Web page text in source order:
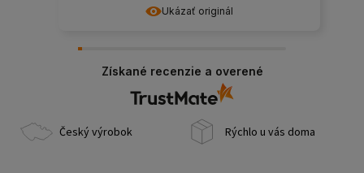
Ukázať originál
Získané recenzie a overené
Český výrobok Rýchlo u vás doma